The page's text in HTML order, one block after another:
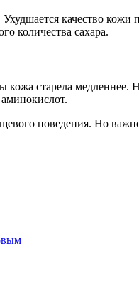
качество
количества сахара.
старела медленнее.
поведения. Но